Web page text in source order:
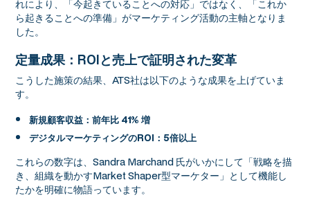
れにより、「今起きていることへの対応」ではなく、「これか
ら起きることへの準備」がマーケティング活動の主軸となりま
した。
定量成果：ROIと売上で証明された変革
こうした施策の結果、ATS社は以下のような成果を上げていま
す。
新規顧客収益：前年比 41% 増
デジタルマーケティングのROI：5倍以上
これらの数字は、Sandra Marchand 氏がいかにして「戦略を描
き、組織を動かすMarket Shaper型マーケター」として機能し
たかを明確に物語っています。